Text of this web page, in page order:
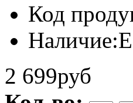
Код
Наличие:
2 699руб